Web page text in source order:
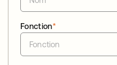
*
Fonction